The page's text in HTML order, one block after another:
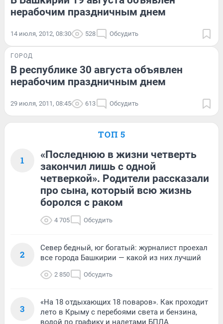
нерабочим праздничным днем
14 июля, 2012, 08:30 528 Обсудить
ГОРОД
В республике 30 августа объявлен
нерабочим праздничным днем
29 июля, 2011, 08:45 613 Обсудить
ТОП 5
1
«Последнюю в жизни четверть
закончил лишь с одной
четверкой». Родители рассказали
про сына, который всю жизнь
боролся с раком
4 705 Обсудить
2
Север бедный, юг богатый: журналист проехал
все города Башкирии — какой из них лучший
2 850 Обсудить
3
«На 18 отдыхающих 18 поваров». Как проходит
лето в Крыму с перебоями света и бензина,
водой по графику и налетами БПЛА